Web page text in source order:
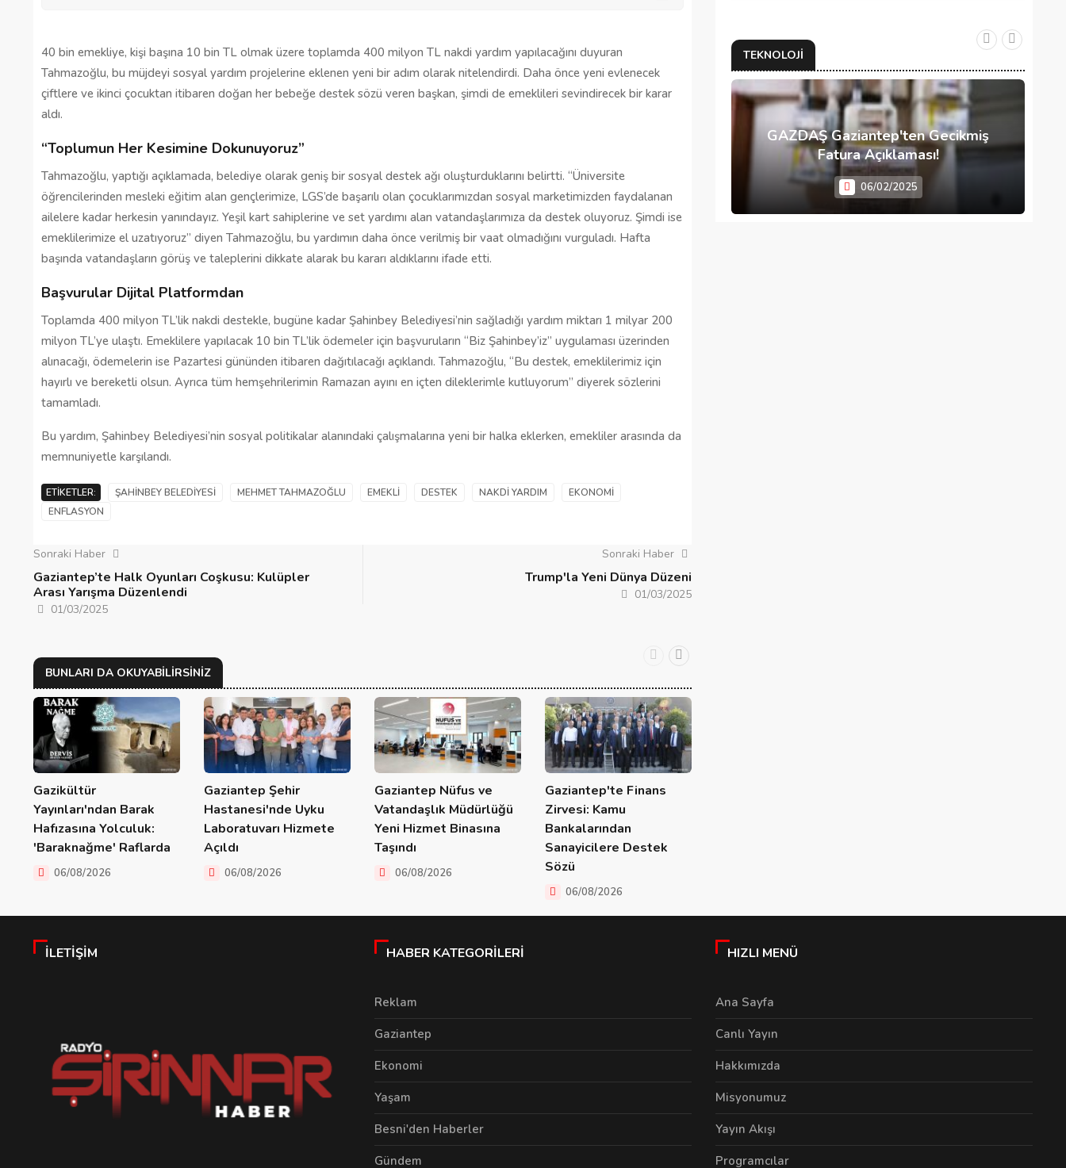
40 bin emekliye, kişi başına 10 bin TL olmak üzere toplamda 400 milyon TL nakdi yardım yapılacağını duyuran
Tahmazoğlu, bu müjdeyi sosyal yardım projelerine eklenen yeni bir adım olarak nitelendirdi. Daha önce yeni evlenecek
çiftlere ve ikinci çocuktan itibaren doğan her bebeğe destek sözü veren başkan, şimdi de emeklileri sevindirecek bir karar
aldı.
“Toplumun Her Kesimine Dokunuyoruz”
Tahmazoğlu, yaptığı açıklamada, belediye olarak geniş bir sosyal destek ağı oluşturduklarını belirtti. “Üniversite
öğrencilerinden mesleki eğitim alan gençlerimize, LGS’de başarılı olan çocuklarımızdan sosyal marketimizden faydalanan
ailelere kadar herkesin yanındayız. Yeşil kart sahiplerine ve set yardımı alan vatandaşlarımıza da destek oluyoruz. Şimdi ise
emeklilerimize el uzatıyoruz” diyen Tahmazoğlu, bu yardımın daha önce verilmiş bir vaat olmadığını vurguladı. Hafta
başında vatandaşların görüş ve taleplerini dikkate alarak bu kararı aldıklarını ifade etti.
Başvurular Dijital Platformdan
Toplamda 400 milyon TL’lik nakdi destekle, bugüne kadar Şahinbey Belediyesi’nin sağladığı yardım miktarı 1 milyar 200
milyon TL’ye ulaştı. Emeklilere yapılacak 10 bin TL’lik ödemeler için başvuruların “Biz Şahinbey’iz” uygulaması üzerinden
alınacağı, ödemelerin ise Pazartesi gününden itibaren dağıtılacağı açıklandı. Tahmazoğlu, “Bu destek, emeklilerimiz için
hayırlı ve bereketli olsun. Ayrıca tüm hemşehrilerimin Ramazan ayını en içten dileklerimle kutluyorum” diyerek sözlerini
tamamladı.
Bu yardım, Şahinbey Belediyesi’nin sosyal politikalar alanındaki çalışmalarına yeni bir halka eklerken, emekliler arasında da
memnuniyetle karşılandı.
ETIKETLER: ŞAHINBEY BELEDIYESI MEHMET TAHMAZOĞLU EMEKLI DESTEK NAKDI YARDIM
EKONOMI
ENFLASYON
Sonraki Haber
Gaziantep’te Halk Oyunları Coşkusu: Kulüpler
Arası Yarışma Düzenlendi
01/03/2025
Sonraki Haber
Trump'la Yeni Dünya Düzeni
01/03/2025
BUNLARI DA OKUYABILIRSINIZ
Gazikültür
Yayınları'ndan Barak
Hafızasına Yolculuk:
'Baraknağme' Raflarda
06/08/2026
Gaziantep Şehir
Hastanesi'nde Uyku
Laboratuvarı Hizmete
Açıldı
06/08/2026
Gaziantep Nüfus ve
Vatandaşlık Müdürlüğü
Yeni Hizmet Binasına
Taşındı
06/08/2026
Gaziantep'te Finans
Zirvesi: Kamu
Bankalarından
Sanayicilere Destek
Sözü
06/08/2026
TEKNOLOJI
Ücretlerine Yüzde 70 Zam Geliyor
28/01/2025
GAZDAŞ Gaziantep'ten Gecikmiş
Fatura Açıklaması!
06/02/2025
İLETIŞIM HABER KATEGORILERI
Reklam
Gaziantep
Ekonomi
Yaşam
Besni'den Haberler
Gündem
HIZLI MENÜ
Ana Sayfa
Canlı Yayın
Hakkımızda
Misyonumuz
Yayın Akışı
Programcılar